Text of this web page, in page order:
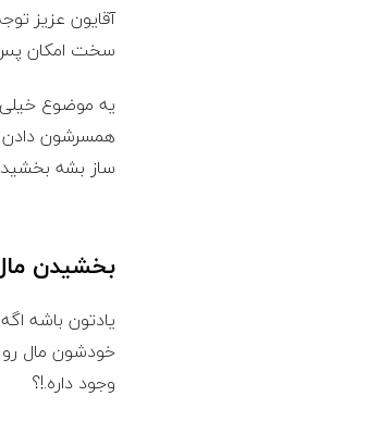
آقایون عزیز
سخت امکان پس
یه موضوع
همسرشون
ساز بشه
بخشیدن
یادتون باشه
خودشون مال
وجود داره.!؟